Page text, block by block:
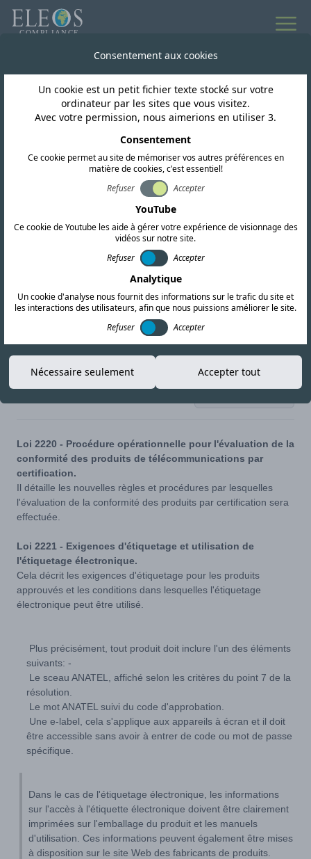
Brésil
Le régulateur brésilien
ANATEL a publié 3
nouveaux ACT
concernant la résolution
715 de 2019
Loi 2220 - Procédure opérationnelle pour l'évaluation de la
conformité des produits de télécommunications par
certification.
Il détaille les nouvelles règles et procédures par lesquelles
l'évaluation de la conformité des produits par certification sera
effectuée.
Loi 2221 - Exigences d'étiquetage et utilisation de
l'étiquetage électronique.
Cela décrit les exigences d'étiquetage pour les produits
approuvés et les conditions dans lesquelles l'étiquetage
électronique peut être utilisé.
Plus précisément, tout produit doit inclure l'un des éléments
suivants: -
Le sceau ANATEL, affiché selon les critères du point 7 de la
résolution.
Le mot ANATEL suivi du code d'approbation.
Une e-label, cela s'applique aux appareils à écran et il doit
être accessible sans avoir à entrer de code ou mot de passe
spécifique.
Dans le cas de l'étiquetage électronique, les informations
sur l'accès à l'étiquette électronique doivent être clairement
imprimées sur l'emballage du produit et les manuels
d'utilisation. Ces informations peuvent également être mises
à disposition sur le site Web des fabricants de produits.
Consentement aux cookies
Un cookie est un petit fichier texte stocké sur votre
ordinateur par les sites que vous visitez.
Avec votre permission, nous aimerions en utiliser 3.
Consentement
Ce cookie permet au site de mémoriser vos autres préférences en
matière de cookies, c'est essentiel!
Refuser
Accepter
YouTube
Ce cookie de Youtube les aide à gérer votre expérience de visionnage des
vidéos sur notre site.
Refuser
Accepter
Analytique
Un cookie d'analyse nous fournit des informations sur le trafic du site et
les interactions des utilisateurs, afin que nous puissions améliorer le site.
Refuser
Accepter
Nécessaire seulement Accepter tout